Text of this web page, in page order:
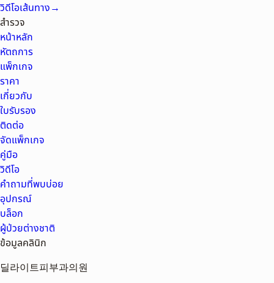
วิดีโอเส้นทาง→
สำรวจ
หน้าหลัก
หัตถการ
แพ็กเกจ
ราคา
เกี่ยวกับ
ใบรับรอง
ติดต่อ
จัดแพ็กเกจ
คู่มือ
วิดีโอ
คำถามที่พบบ่อย
อุปกรณ์
บล็อก
ผู้ป่วยต่างชาติ
ข้อมูลคลินิก
딜라이트피부과의원